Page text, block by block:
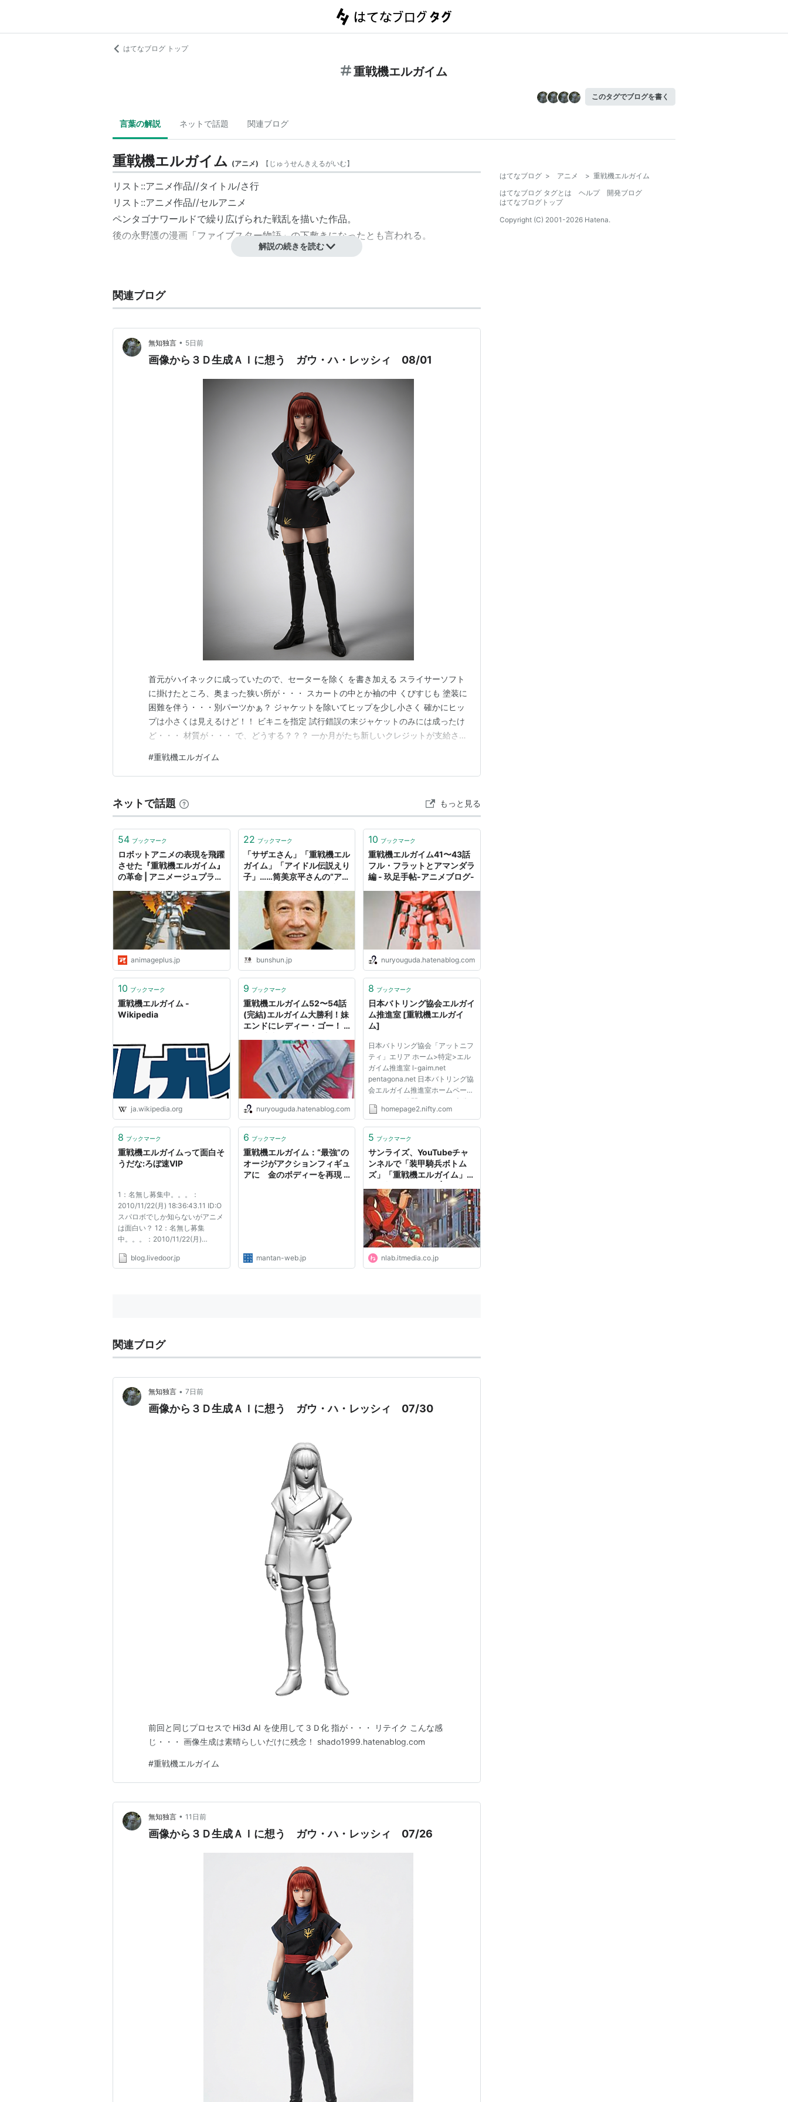
はてなブログ トップ
重戦機エルガイム
このタグでブログを書く
言葉の解説 ネットで話題 関連ブログ
重戦機エルガイム (アニメ) 【 じゅうせんきえるがいむ】
リスト::アニメ作品//タイトル/さ行
リスト::アニメ作品//セルアニメ
ペンタゴナワールドで繰り広げられた戦乱を描いた作品。
後の永野護の漫画「ファイブスター物語」の下敷きになったとも言われる。
たダバとキャオ。
しかもダバの正体は、15年前のセカンドセントウォーでポセイダルに滅ぼされたヤーマ
ン族の王子だったのだ。
ミズン王朝の王家・カモンの名を掲げ、今ダバとポセイダルの戦いが幕を開ける！
総監督 富野由悠季
シリーズ構成 渡邊由自
アニメーションディレクター 湖川友謙
美術 池田繁美
脚本 渡邊由自、富田祐弘、渡辺麻美、河原よしえ、大野木寛
作画監督 北爪宏幸、大森英敏、遠藤栄一、金山明博、坂本三郎、矢木正之、中村旭
キャラクターデザイン 永野護（リリスのみ北爪宏幸）（ビデオ版のサイ・クォ・アダ
ー、プレータ・クォイズは大森英敏）
メカニカルデザイン 永野護（ビデオ版のパゴータ、サロンズは大森英敏）
キャスト
ダバ（カモン）・マイロード：平松広和
ファンネリア・アム：本多知恵子
ミラウー・キャオ：大塚芳忠
ガウ・ハ・レッシィ／リリス・ファウ：川村万梨阿
ギャブレット・ギャブレー：速水奨
アマンダラ・カマンダラ：豊田真治・堀部隆一（ビデオ版では仁内達之）
オルドナ・ポセイダル（ミアン・クゥ・ハウアッシャー）：島津冴子
フル・フラット：土井美加（ビデオ版では勝生真沙子）
ネイ・モー・ハン：竹内久美
アントン・ランドー：島田敏
ヘッケラー・マウザー：塩屋浩三
クワサン・オリビー：木下由美
リョクレイ・ロン：若本紀昭（現・若本規夫）
リィリィ・ハッシー：向殿あさみ
ガニア・キラーズ：高宮俊介（ビデオ版では石塚運昇）
他
01.ドリーマーズ[DREAMERS]
02.スキャンダル・P[PREYAMO SCANDAL] NEXT NEW CHARACTER GAVLET
GABLAE
03.カミング・マン[COMING MAN] NEXT CHARACTER AMANDRA KAMANDRA
04.ザ・コネクション[THE CONNECTION] NEXT CHARACTER GAW HA LECCEE
09.アーミィ・ベース[ARMY BASE] NEXT STAGE ROJINA
11.ジェラシー・ゲーム[JEALOUSY GAME] NEXT STAGE WAGAMAI
12.ディコイ・ディコイ[DECOY DECOY] NEXT DRAMA SPACE ATTACK
13.コンタクト[CONTACT] NEXT CHARACTER OLDNA POSAYDAL
15.プライド[PRIDE] NEXT DRAMA Bye Bye STELLA
16.ブロークン・ハート[BROKEN HEART] NEXT HEAVY METAL BAT-SHU
17.ライム・ライト[LIME LIGHT] NEXT CHARACTER FULL FLAT IN THEART-STAR
18.ガストガル・デモ[GUSTGAL DEMO] NEXT HEAVY METAL ASHURA-TEMPLE
19.ゴー・アンド・カム[GO AND COME] NEXT STAGE HELL PALARTA
20.スター・ダスト[STAR DUST] NEXT DRAMA HELP ME!!
21.ザ・テンション[THE TENSION] NEXT CHARACTER QUWASAN OLIBEE
22.クワサン・オリビー[QUWASAN OLIBEE]
23.ゼネラル・クロソ[GENERAL CROSO] NEXT CHARACTER MIYAMA ASPHY
24.アスフィー・ハート[ASFEE HEART] NEXT CHARACTER CHECK SOROCK
25.ラブ・アゲイン[LOVE AGAIN] NEXT HEAVY METAL STACK=L・G.MARK-
26.サーチII[SEARCH II] NEXT HEAVY METAL REAL MARK-2
27.ミステイク・ラブ[MISTAKE LOVE] NEXT DRAMA DOUBLE ATTACK
28.ネイ・クライシス[NEI CRISIS] NEXT DRAMA LECCEE SAY GOOD-BY
31.キャッチ・ウォー[CATCH WAR] NEXT DRAMA IS NEI'S ATTACK
32.フラッシング・ネイ[FLASHING NEI] SHE'S NOT WORK
33.マイ・アース[MY EARTH]
34.レッシィ・マインド[LECCEE MIND]
36.オールド・ソルジャー[OLD SOLDIER] NEXT DRAMA OLIBEE CRISIS
37.オリビー・クライシス[OLIBEE CRISIS]
40.フル・フラット[FULL FLAT] NEXT STORY IS TURNING POINT
41.スパイ・イン・スパイ[SPY IN SPY] NEXT HEAVY METAL A.TAUL
42.ヤング・パッション[YOUNG PASSION] NEXT DRAMA IT'S MY LOVE
43.レディ＆ガール[LADY & GIRL] NEXT STORY IS NEI'S LAST MOMENT
44.ピカレスク・ギワザ[PICARESQUE GIWAZA]
45.リリス・メモリー[LILIS MEMORY]
46.クワサン・ウェイブ[QUWASAN WAVE]
47.ボーイズ・ボーイズ[BOYS BOYS]
48.ファースト・アタック[FIRST ATTACK]
解説の続きを読む
関連ブログ
無知独言 • 5日前
画像から３Ｄ生成ＡＩに想う ガウ・ハ・レッシィ 08/01
首元がハイネックに成っていたので、セーターを除く を書き加える スライサーソフト
に掛けたところ、奥まった狭い所が・・・ スカートの中とか袖の中 くびすじも 塗装に
困難を伴う・・・別パーツかぁ？ ジャケットを除いてヒップを少し小さく 確かにヒッ
プは小さくは見えるけど！！ ビキニを指定 試行錯誤の末ジャケットのみには成ったけ
ど・・・ 材質が・・・ で、どうする？？？ 一か月がたち新しいクレジットが支給され
shado1999.hatenablog.com
#重戦機エルガイム
ネットで話題 もっと見る
54 ブックマーク
ロボットアニメの表現を飛躍
させた『重戦機エルガイム』
の革命 | アニメージュプラス
のニュース発信！
animageplus.jp
22 ブックマーク
「サザエさん」「重戦機エル
ガイム」「アイドル伝説えり
子」……筒美京平さんの“アニ
忘れるな | 文春オンライン
bunshun.jp
10 ブックマーク
重戦機エルガイム41〜43話
フル・フラットとアマンダラ
編 - 玖足手帖-アニメブログ-
nuryouguda.hatenablog.com
10 ブックマーク
重戦機エルガイム -
Wikipedia
ja.wikipedia.org
9 ブックマーク
重戦機エルガイム52〜54話
(完結)エルガイム大勝利！妹
エンドにレディー・ゴー！ -
nuryouguda.hatenablog.com
8 ブックマーク
日本バトリング協会エルガイ
ム推進室 [重戦機エルガイ
ム]
日本バトリング協会「アットニフ
ティ」エリア ホーム>特定>エル
ガイム推進室 l-gaim.net
pentagona.net 日本バトリング協
会エルガイム推進室ホームページ
2003.2.1仮公開 2003.4.1本公
開
homepage2.nifty.com
8 ブックマーク
重戦機エルガイムって面白そ
うだな:ろぼ速VIP
1：名無し募集中。。。：
2010/11/22(月) 18:36:43.11 ID:O
スパロボでしか知らないがアニメ
は面白い？ 12：名無し募集
中。。。：2010/11/22(月)
♪きーんのすな～どーけい♪ ひー
blog.livedoor.jp
6 ブックマーク
重戦機エルガイム：“最強”の
オージがアクションフィギュ
アに 金のボディーを再現 -
mantan-web.jp
5 ブックマーク
サンライズ、YouTubeチャ
ンネルで「装甲騎兵ボトム
ズ」「重戦機エルガイム」な
ぼ
nlab.itmedia.co.jp
関連ブログ
無知独言 • 7日前
画像から３Ｄ生成ＡＩに想う ガウ・ハ・レッシィ 07/30
前回と同じプロセスで Hi3d AI を使用して３Ｄ化 指が・・・ リテイク こんな感
じ・・・ 画像生成は素晴らしいだけに残念！ shado1999.hatenablog.com
#重戦機エルガイム
無知独言 • 11日前
画像から３Ｄ生成ＡＩに想う ガウ・ハ・レッシィ 07/26
はてなブログ > アニメ > 重戦機エルガイム
はてなブログ タグとは
ヘルプ
開発ブログ
はてなブログトップ
Copyright (C) 2001-2026 Hatena.